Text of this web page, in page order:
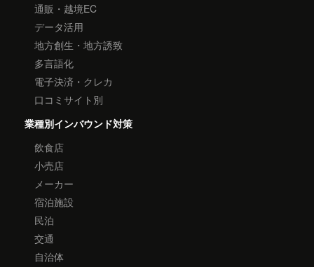
通販・越境EC
データ活用
地方創生・地方誘致
多言語化
電子決済・クレカ
口コミサイト別
業種別インバウンド対策
飲食店
小売店
メーカー
宿泊施設
民泊
交通
自治体